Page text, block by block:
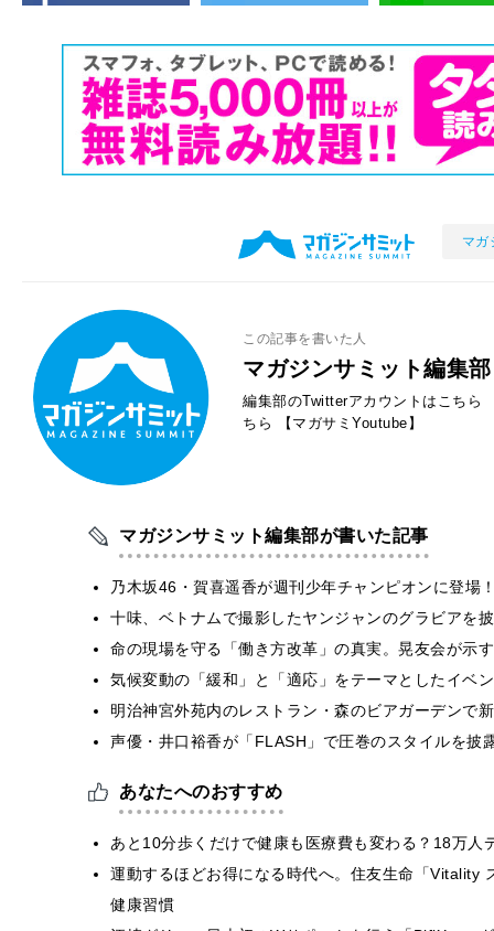
マガ
この記事を書いた人
マガジンサミット編集部
編集部のTwitterアカウントはこちら
ちら
【マガサミYoutube】
マガジンサミット編集部が書いた記事
乃木坂46・賀喜遥香が週刊少年チャンピオンに登
十味、ベトナムで撮影したヤンジャンのグラビアを
命の現場を守る「働き方改革」の真実。晃友会が示
気候変動の「緩和」と「適応」をテーマとしたイベ
明治神宮外苑内のレストラン・森のビアガーデンで
声優・井口裕香が「FLASH」で圧巻のスタイルを
あなたへのおすすめ
あと10分歩くだけで健康も医療費も変わる？18万
運動するほどお得になる時代へ。住友生命「Vitality
健康習慣